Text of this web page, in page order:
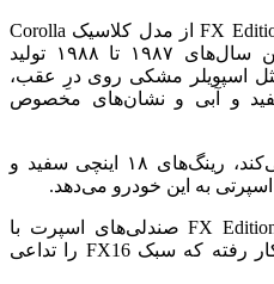
به‌نوشته‌ Motor1، کرولا هاچ‌بک FX Edition از مدل کلاسیک Corolla
FX16 الهام گرفته است که بین سال‌های ۱۹۸۷ تا ۱۹۸۸ تولید
اسپویلر مشکی روی درِ عقب،
و آبی و نشان‌های مخصوص
آن‌چه بیش از همه جلب‌توجه می‌کند، رینگ‌های ۱۸ اینچی سفید و
به این خودرو می‌دهد.
در فضای داخلی کرولا هاچ‌بک FX Edition صندلی‌های اسپرت با
روکش جیر و دوخت نارنجی به‌کار رفته که سبک FX16 را تداعی